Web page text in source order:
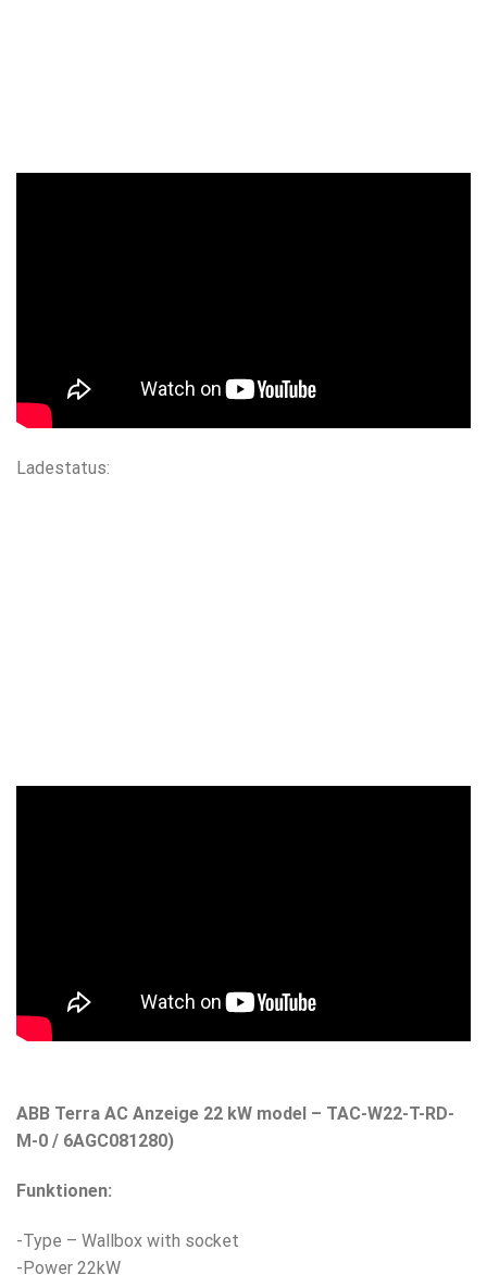
Ladestatus:
ABB Terra AC Anzeige 22 kW model – TAC-W22-T-RD-
M-0 / 6AGC081280)
Funktionen:
-Type – Wallbox with socket
-Power 22kW